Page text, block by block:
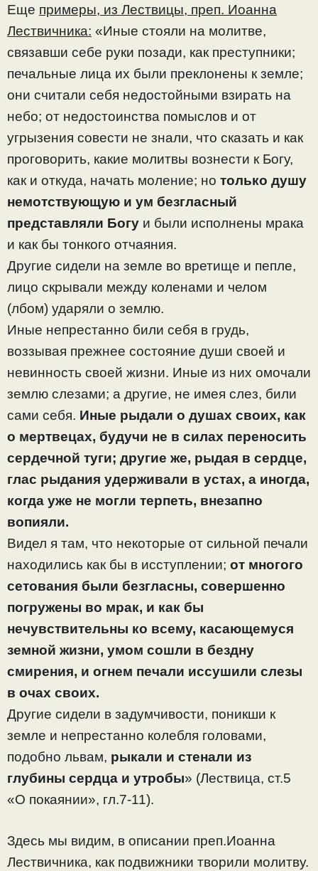
Еще примеры, из Лествицы, преп. Иоанна
Лествичника: «Иные стояли на молитве,
связавши себе руки позади, как преступники;
печальные лица их были преклонены к земле;
они считали себя недостойными взирать на
небо; от недостоинства помыслов и от
угрызения совести не знали, что сказать и как
проговорить, какие молитвы вознести к Богу,
как и откуда, начать моление; но только душу
немотствующую и ум безгласный
представляли Богу и были исполнены мрака
и как бы тонкого отчаяния.
Другие сидели на земле во вретище и пепле,
лицо скрывали между коленами и челом
(лбом) ударяли о землю.
Иные непрестанно били себя в грудь,
воззывая прежнее состояние души своей и
невинность своей жизни. Иные из них омочали
землю слезами; а другие, не имея слез, били
сами себя. Иные рыдали о душах своих, как
о мертвецах, будучи не в силах переносить
сердечной туги; другие же, рыдая в сердце,
глас рыдания удерживали в устах, а иногда,
когда уже не могли терпеть, внезапно
вопияли.
Видел я там, что некоторые от сильной печали
находились как бы в исступлении; от многого
сетования были безгласны, совершенно
погружены во мрак, и как бы
нечувствительны ко всему, касающемуся
земной жизни, умом сошли в бездну
смирения, и огнем печали иссушили слезы
в очах своих.
Другие сидели в задумчивости, поникши к
земле и непрестанно колебля головами,
подобно львам, рыкали и стенали из
глубины сердца и утробы» (Лествица, ст.5
«О покаянии», гл.7-11).
Здесь мы видим, в описании преп.Иоанна
Лествичника, как подвижники творили молитву.